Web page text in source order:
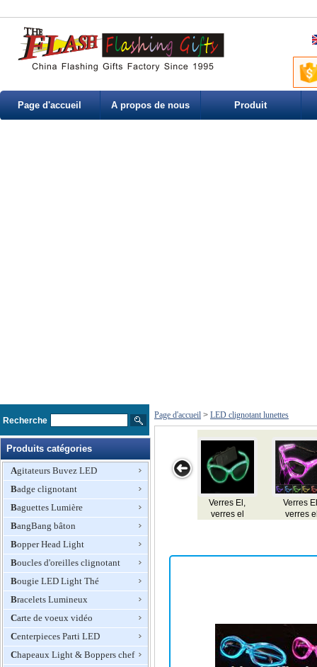
Page d'accueil A propos de nous Produit
Recherche
Produits catégories
Agitateurs Buvez LED
Badge clignotant
Baguettes Lumière
BangBang bâton
Bopper Head Light
Boucles d'oreilles clignotant
Bougie LED Light Thé
Bracelets Lumineux
Carte de voeux vidéo
Centerpieces Parti LED
Chapeaux Light & Boppers chef
Page d'accueil > LED clignotant lunettes
Verres EL, E,
lunettes
e,
verres
d'éclairage
Led clignotant
Verres